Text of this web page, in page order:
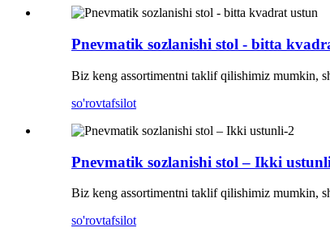
Pnevmatik sozlanishi stol - bitta
Biz keng assortimentni taklif qilishimiz mumkin,
so'rovtafsilot
Pnevmatik sozlanishi stol – Ikki
Biz keng assortimentni taklif qilishimiz mumkin,
so'rovtafsilot